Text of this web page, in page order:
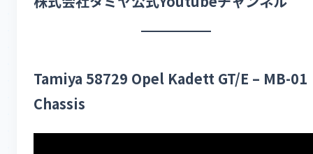
Tamiya 58729 Opel Kadett GT/E – MB-01
Chassis